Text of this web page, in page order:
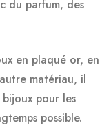
du parfum, des
en plaqué or, en
matériau, il
pour les
possible.